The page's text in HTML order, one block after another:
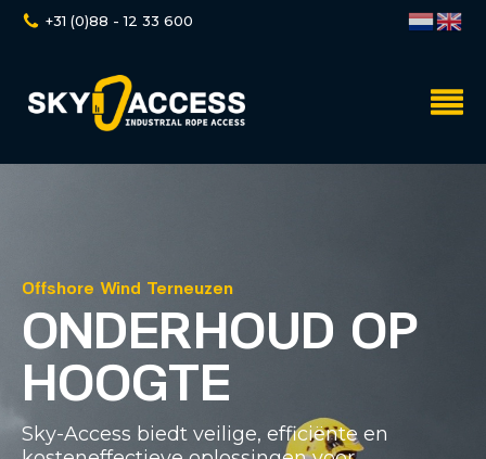
+31 (0)88 - 12 33 600
Offshore Wind Terneuzen
ONDERHOUD OP
HOOGTE
Sky-Access biedt veilige, efficiënte en